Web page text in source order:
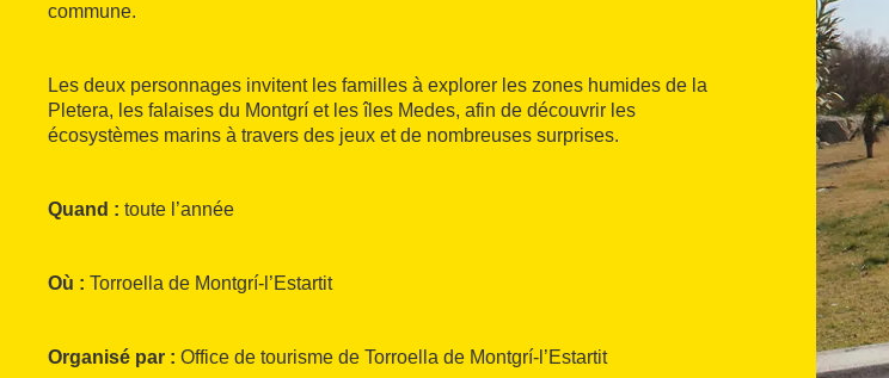
commune.
Les deux personnages invitent les familles à explorer les zones humides de la
Pletera, les falaises du Montgrí et les îles Medes, afin de découvrir les
écosystèmes marins à travers des jeux et de nombreuses surprises.
Quand : toute l’année
Où : Torroella de Montgrí-l’Estartit
Organisé par : Office de tourisme de Torroella de Montgrí-l’Estartit